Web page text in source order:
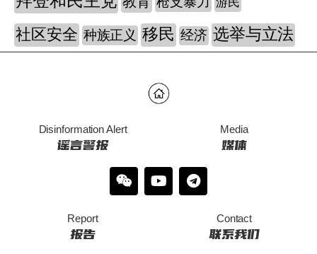
游民
社区安全 种族正义 移民 经济 选举与立法
Disinformation Alert
谣言警报
Media
媒体
Report
报告
Contact
联系我们